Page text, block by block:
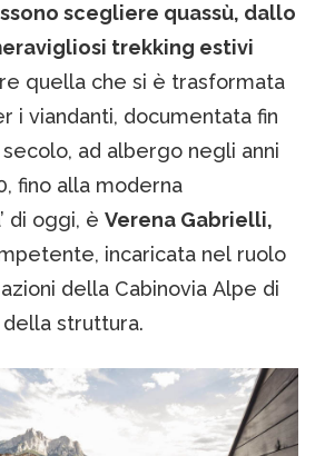
scegliere quassù, dallo
trekking estivi
quella che si è trasformata
i viandanti, documentata fin
ad albergo negli anni
fino alla moderna
di oggi, è Verena Gabrielli,
incaricata nel ruolo
della Cabinovia Alpe di
struttura.